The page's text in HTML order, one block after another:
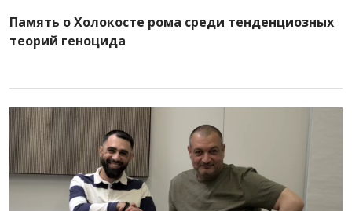
Память о Холокосте рома среди тенденциозных
теорий геноцида